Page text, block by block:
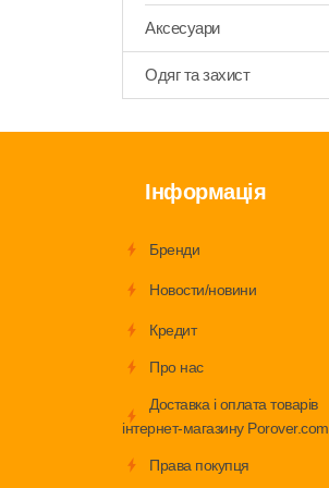
Аксесуари
Одяг та захист
Інформація
Бренди
Новости/новини
Кредит
Про нас
Доставка і оплата товарів
інтернет-магазину Porover.com
Права покупця